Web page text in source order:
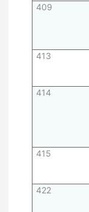
409
413
414
415
422